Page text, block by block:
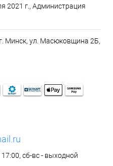
2021 г., Администрация
Минск, ул. Масюковщина 2Б,
сб-вс - выходной